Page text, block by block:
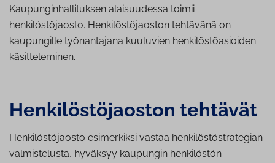
Kaupunginhallituksen alaisuudessa toimii
henkilöstöjaosto. Henkilöstöjaoston tehtävänä on
kaupungille työnantajana kuuluvien henkilöstöasioiden
käsitteleminen.
Hen­ki­lös­tö­jaos­ton tehtävät
Henkilöstöjaosto esimerkiksi vastaa henkilöstöstrategian
valmistelusta, hyväksyy kaupungin henkilöstön